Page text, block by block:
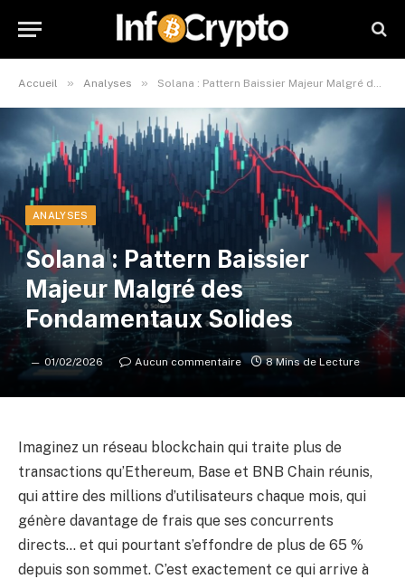
Accueil » Analyses » Solana : Pattern Baissier Majeur Malgré des Fondamentaux Solides
ANALYSES
Solana : Pattern Baissier
Majeur Malgré des
Fondamentaux Solides
01/02/2026 Aucun commentaire 8 Mins de Lecture
Imaginez un réseau blockchain qui traite plus de
transactions qu’Ethereum, Base et BNB Chain réunis,
qui attire des millions d’utilisateurs chaque mois, qui
génère davantage de frais que ses concurrents
directs… et qui pourtant s’effondre de plus de 65 %
depuis son sommet. C’est exactement ce qui arrive à